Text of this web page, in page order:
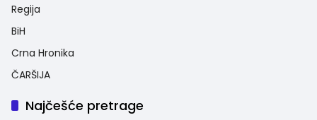
Regija
BiH
Crna Hronika
ČARŠIJA
Najčešće pretrage